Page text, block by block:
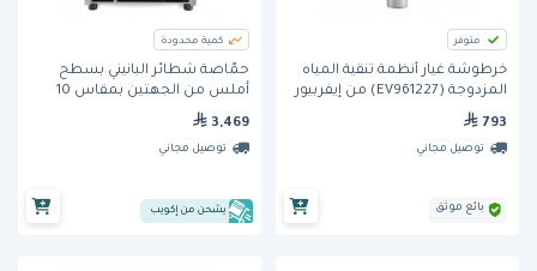
متوفر
خرطوشة غيار أنظمة تنقية المياه
المزدوجة (EV961227) من إيفربيور
793
توصيل مجاني
بائع موثق
كمية محدودة
حمَّاصة شطائر البانيني بسطح
أملس من الجهتين بمقاس 10
بوصة (GECID3CO) من كرامبوز
3,469
توصيل مجاني
يشحن من إكويب